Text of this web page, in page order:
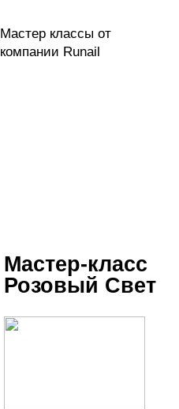
Мастер классы от
компании Runail
Мастер-класс
Розовый Свет